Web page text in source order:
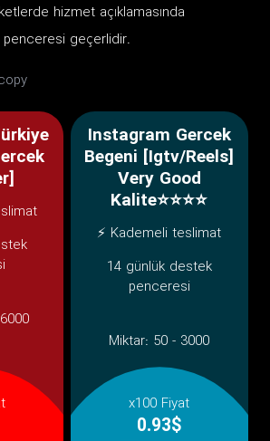
hizmet açıklamasında
geçerlidir.
Instagram Gercek
Begeni [Igtv/Reels]
Very Good
Kalite⭐⭐⭐⭐
⚡ Kademeli teslimat
14 günlük destek
penceresi
Miktar: 50 - 3000
x100 Fiyat
0.93$